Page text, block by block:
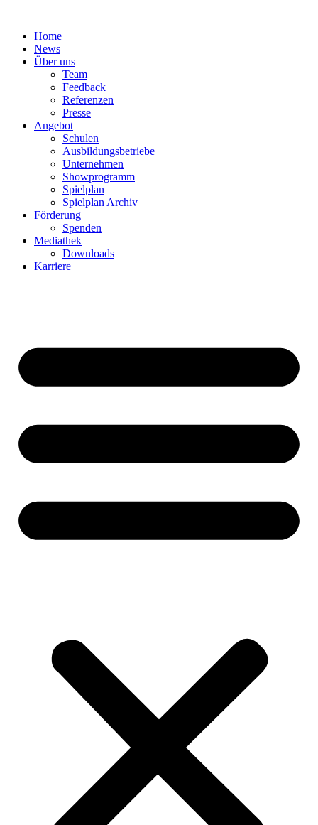
springenHome
News
Über uns
Team
Feedback
Referenzen
Presse
Angebot
Schulen
Ausbildungsbetriebe
Unternehmen
Showprogramm
Spielplan
Spielplan Archiv
Förderung
Spenden
Mediathek
Downloads
Karriere